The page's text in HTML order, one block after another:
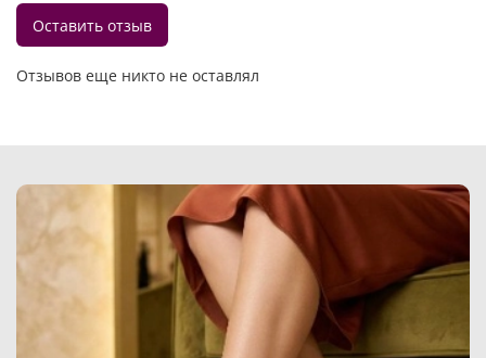
Отзывов еще никто не оставлял
Оставить отзыв